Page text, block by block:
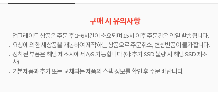
구매 시 유의사항
업그레이드 상품은 주문 후 2~6시간이 소요되며 15시 이후 주문건은 익일 발송됩니다.
요청에 의한 새상품을 개봉하여 제작하는 상품으로 주문취소, 변심반품이 불가합니다.
장착된 부품은 해당 제조사에서 A/S 가능합니다 (예: 추가 SSD 불량 시 해당 SSD 제조
사)
기본제품과 추가 또는 교체되는 제품의 스펙 정보를 확인 후 주문 바랍니다.